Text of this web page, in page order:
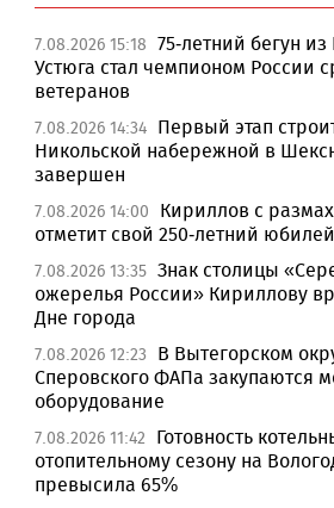
7.08.2026 15:18 75-летний бегун
Устюга стал чемпионом России
ветеранов
7.08.2026 14:34 Первый этап
Никольской набережной в
завершен
7.08.2026 14:00
Кириллов с
отметит свой 250-летний юбилей
7.08.2026 13:35 Знак столицы
ожерелья России» Кириллову
Дне города
7.08.2026 12:23
В Вытегорском
Сперовского ФАПа закупаются
оборудование
7.08.2026 11:42
Готовность
отопительному сезону на
превысила 65%